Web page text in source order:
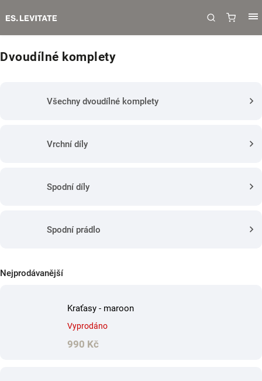
Dvoudílné komplety
Všechny dvoudílné komplety
Vrchní díly
Spodní díly
Spodní prádlo
Nejprodávanější
Kraťasy - maroon
Vyprodáno
990 Kč